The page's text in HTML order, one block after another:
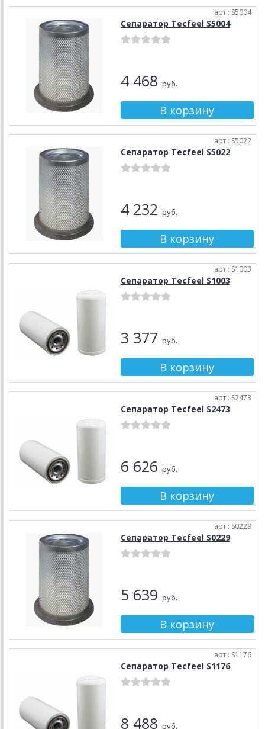
арт.: S5004
Сепаратор Tecfeel S5004
4 468 руб.
арт.: S5022
Сепаратор Tecfeel S5022
4 232 руб.
арт.: S1003
Сепаратор Tecfeel S1003
3 377 руб.
арт.: S2473
Сепаратор Tecfeel S2473
6 626 руб.
арт.: S0229
Сепаратор Tecfeel S0229
5 639 руб.
арт.: S1176
Сепаратор Tecfeel S1176
8 488 руб.